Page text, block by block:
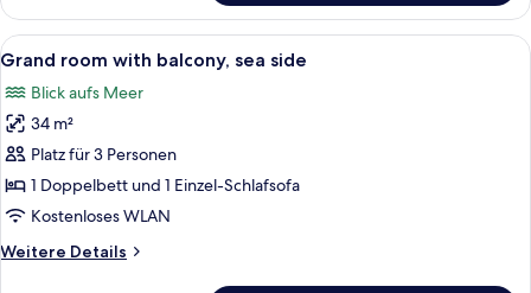
sea
side
room
with
2
beds
with
sea
side
Alle
Fotos
für
Grand
room
with
balcony,
side
Ein modernes Hotelzimmer mit
6
Grand room with balcony, sea side
Blick aufs Meer
34 m²
Platz für 3 Personen
1 Doppelbett und 1 Einzel-Schlafsofa
Kostenloses WLAN
Weitere Details
Weitere